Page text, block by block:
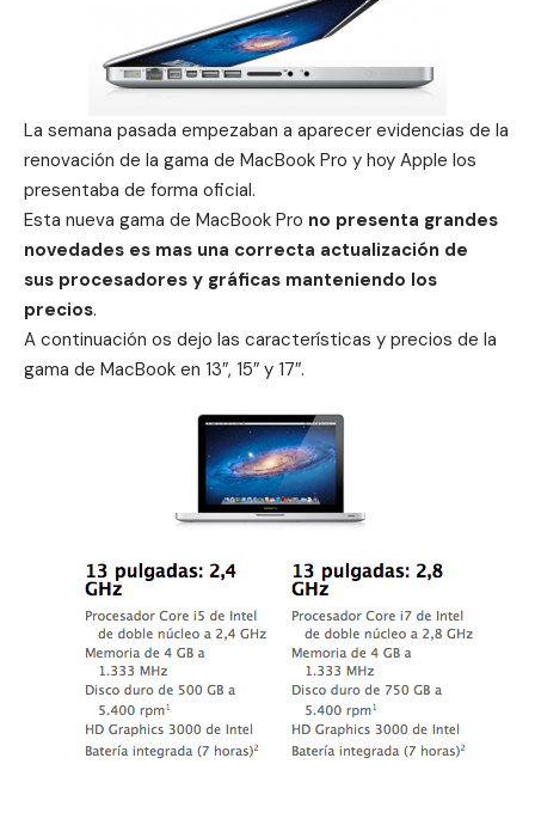
La semana pasada empezaban a aparecer evidencias de la
renovación de la gama de MacBook Pro y hoy Apple los
presentaba de forma oficial.
Esta nueva gama de MacBook Pro no presenta grandes
novedades es mas una correcta actualización de
sus procesadores y gráficas manteniendo los
precios.
A continuación os dejo las características y precios de la
gama de MacBook en 13″, 15″ y 17″.